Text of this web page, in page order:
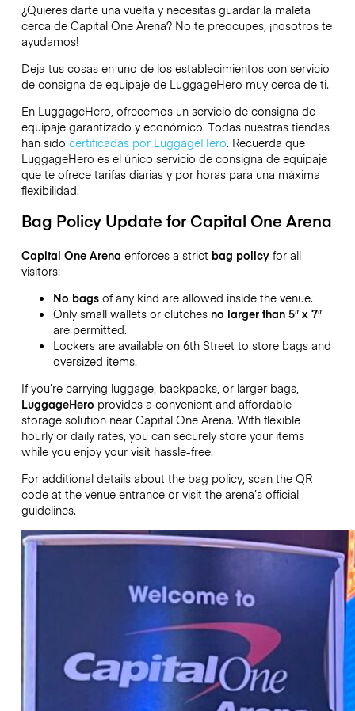
¿Quieres darte una vuelta y necesitas guardar la maleta
cerca de Capital One Arena? No te preocupes, ¡nosotros te
ayudamos!
Deja tus cosas en uno de los establecimientos con servicio
de consigna de equipaje de LuggageHero muy cerca de ti.
En LuggageHero, ofrecemos un servicio de consigna de
equipaje garantizado y económico. Todas nuestras tiendas
han sido certificadas por LuggageHero. Recuerda que
LuggageHero es el único servicio de consigna de equipaje
que te ofrece tarifas diarias y por horas para una máxima
flexibilidad.
Bag Policy Update for Capital One Arena
Capital One Arena enforces a strict bag policyfor all
visitors:
No bagsof any kind are allowed inside the venue.
Only small wallets or clutches no larger than 5″ x 7″
are permitted.
Lockers are available on 6th Street to store bags and
oversized items.
If you’re carrying luggage, backpacks, or larger bags,
LuggageHero provides a convenient and affordable
storage solution near Capital One Arena. With flexible
hourly or daily rates, you can securely store your items
while you enjoy your visit hassle-free.
For additional details about the bag policy, scan the QR
code at the venue entrance or visit the arena’s official
guidelines.